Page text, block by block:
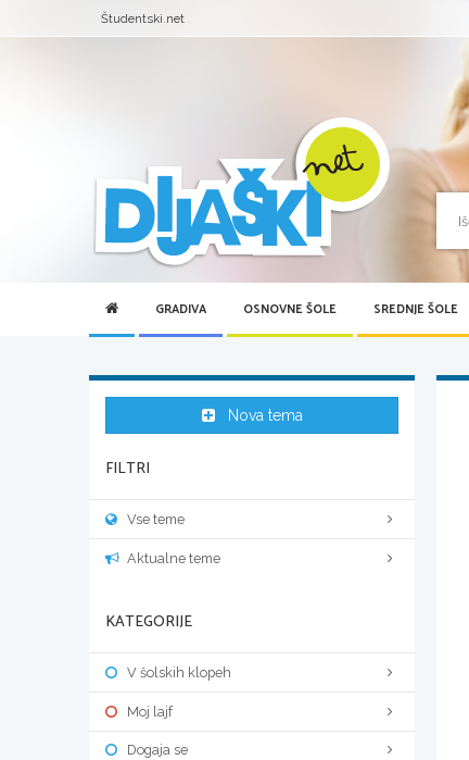
Študentski.net
GRADIVA OSNOVNE ŠOLE SREDNJE ŠOLE
Nova tema
FILTRI
Vse teme
Aktualne teme
KATEGORIJE
V šolskih klopeh
Moj lajf
Dogaja se